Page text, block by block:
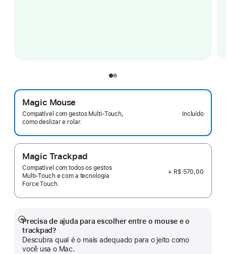
Magic Mouse
Compatível com gestos Multi-Touch,
como deslizar e rolar.
Incluído
Magic Trackpad
Compatível com todos os gestos
Multi-Touch e com a tecnologia
Force Touch.
+ R$ 570,00
Precisa de ajuda para escolher entre o mouse e o
trackpad?
Descubra qual é o mais adequado para o jeito como
você usa o Mac.
Mostrar
mais